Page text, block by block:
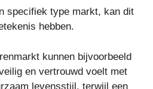
specifiek type markt, kan dit
hebben.
kunnen bijvoorbeeld
en vertrouwd voelt met
levensstijl, terwijl een